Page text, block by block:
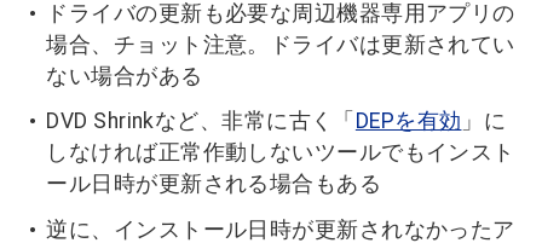
ドライバの更新も必要な周辺機器専用アプリの
場合、チョット注意。ドライバは更新されてい
ない場合がある
DVD Shrinkなど、非常に古く「 DEPを有効 」に
しなければ正常作動しないツールでもインスト
ール日時が更新される場合もある
逆に、インストール日時が更新されなかったア